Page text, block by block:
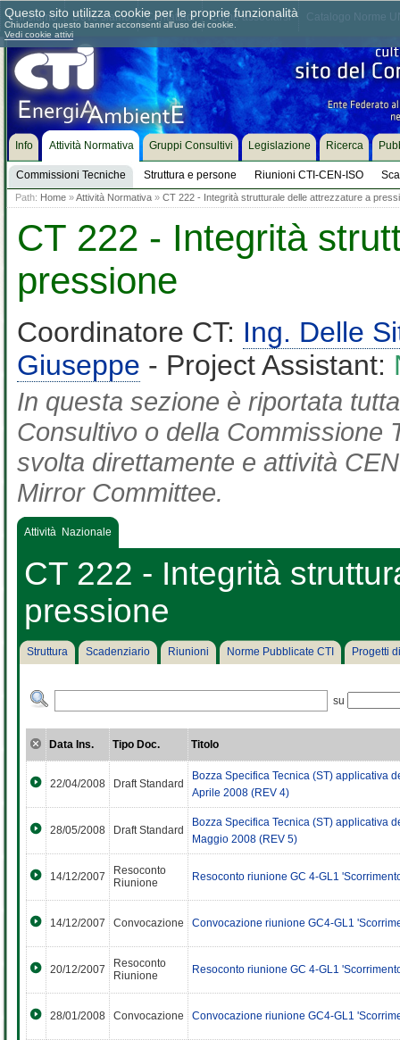
Chi siamo Dove siamo Contattaci Come associarsi
Info Attività Normativa
Commissioni Tecniche Struttura e persone Riunioni CTI-CEN-ISO
Gruppi Consultivi Legislazione Ricerca
Path: Home »Attività Normativa » CT 222 - Integrità strutturale delle attrezzature a
CT 222 - Integrità
pressione
Coordinatore CT: Ing. Delle
Giuseppe - Project Assistant:
In questa sezione è riportata
Consultivo o della Commissione
svolta direttamente e attività
Mirror Committee.
Attività Nazionale
CT 222 - Integrità
pressione
Struttura Scadenziario Riunioni Norme Pubblicate CTI Progetti
su
Data Ins. Tipo Doc. Titolo
22/04/2008 Draft Standard
Bozza Specifica Tecnica (ST) applicativa
Aprile 2008 (REV 4)
28/05/2008 Draft Standard
Bozza Specifica Tecnica (ST) applicativa
Maggio 2008 (REV 5)
14/12/2007
Resoconto
Riunione
Resoconto riunione GC 4-GL1
14/12/2007 Convocazione Convocazione riunione GC4-GL1
20/12/2007
Resoconto
Riunione
Resoconto riunione GC 4-GL1
28/01/2008 Convocazione Convocazione riunione GC4-GL1
Questo sito utilizza cookie per le proprie funzionalità
Chiudendo questo banner acconsenti all'uso dei cookie.
Vedi cookie attivi